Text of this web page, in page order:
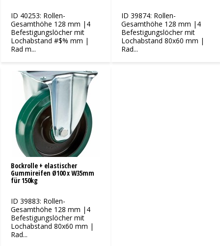
ID 40253: Rollen-
Gesamthöhe 128 mm |4
Befestigungslöcher mit
Lochabstand #$% mm |
Rad m...
ID 39874: Rollen-
Gesamthöhe 128 mm |4
Befestigungslöcher mit
Lochabstand 80x60 mm |
Rad...
Bockrolle + elastischer
Gummireifen Ø100 x W35mm
für 150kg
ID 39883: Rollen-
Gesamthöhe 128 mm |4
Befestigungslöcher mit
Lochabstand 80x60 mm |
Rad...